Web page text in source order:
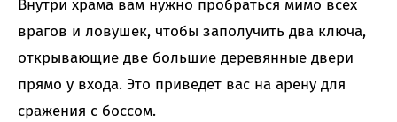
Внутри храма вам нужно пробраться мимо всех
врагов и ловушек, чтобы заполучить два ключа,
открывающие две большие деревянные двери
прямо у входа. Это приведет вас на арену для
сражения с боссом.